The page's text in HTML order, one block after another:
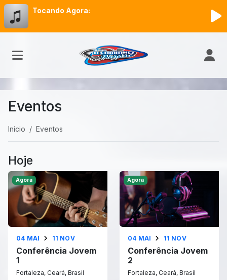
Tocando Agora:
Eventos
Início Eventos
Hoje
04 MAI 11 NOV
Conferência Jovem
1
Fortaleza, Ceará, Brasil
Agora
04 MAI 11 NOV
Conferência Jovem
2
Fortaleza, Ceará, Brasil
Agora